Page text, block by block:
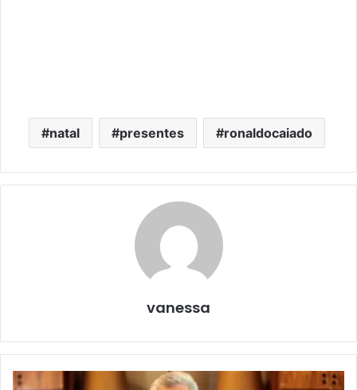
natal presentes ronaldocaiado
vanessa